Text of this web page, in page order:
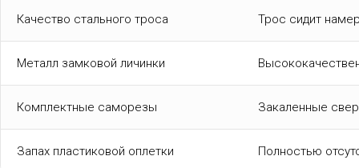
Качество стального троса Трос сидит
Металл замковой личинки
Комплектные саморезы Закаленные
Запах пластиковой оплетки Полностью